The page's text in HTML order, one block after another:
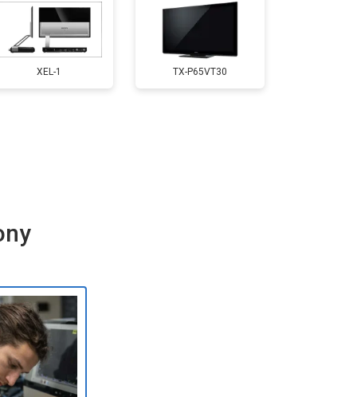
3700 ₽ Заказать
5500 ₽
XEL-1 TX-P65VT30